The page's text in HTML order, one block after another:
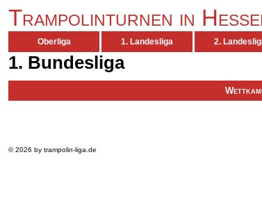
Trampolinturnen in
Oberliga 1. Landesliga 2.
1. Bundesliga
© 2026 by trampolin-liga.de